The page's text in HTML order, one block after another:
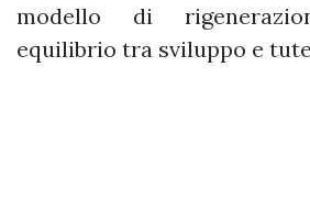
modello di
equilibrio tra sviluppo e